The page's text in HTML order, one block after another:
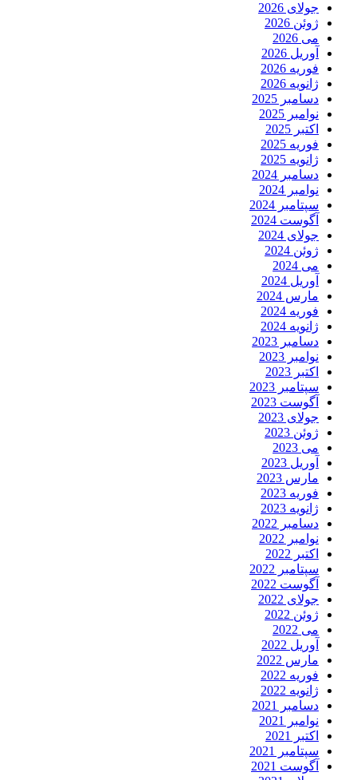
جولای 2026
ژوئن 2026
می 2026
آوریل 2026
فوریه 2026
ژانویه 2026
دسامبر 2025
نوامبر 2025
اکتبر 2025
فوریه 2025
ژانویه 2025
دسامبر 2024
نوامبر 2024
سپتامبر 2024
آگوست 2024
جولای 2024
ژوئن 2024
می 2024
آوریل 2024
مارس 2024
فوریه 2024
ژانویه 2024
دسامبر 2023
نوامبر 2023
اکتبر 2023
سپتامبر 2023
آگوست 2023
جولای 2023
ژوئن 2023
می 2023
آوریل 2023
مارس 2023
فوریه 2023
ژانویه 2023
دسامبر 2022
نوامبر 2022
اکتبر 2022
سپتامبر 2022
آگوست 2022
جولای 2022
ژوئن 2022
می 2022
آوریل 2022
مارس 2022
فوریه 2022
ژانویه 2022
دسامبر 2021
نوامبر 2021
اکتبر 2021
سپتامبر 2021
آگوست 2021